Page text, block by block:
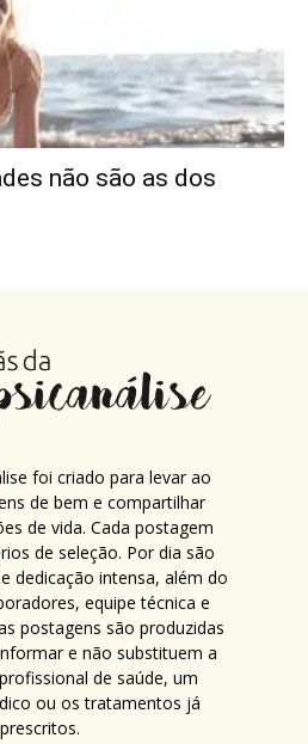
não são as dos
foi criado para levar ao
de bem e compartilhar
de vida. Cada postagem
de seleção. Por dia são
dedicação intensa, além do
equipe técnica e
postagens são produzidas
e não substituem a
de saúde, um
ou os tratamentos já
prescritos.